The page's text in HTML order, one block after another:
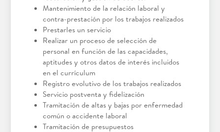
Mantenimiento de la relación laboral y
contra-prestación por los trabajos realizados
Prestarles un servicio
Realizar un proceso de selección de
personal en función de las capacidades,
aptitudes y otros datos de interés incluidos
en el currículum
Registro evolutivo de los trabajos realizados
Servicio postventa y fidelización
Tramitación de altas y bajas por enfermedad
común o accidente laboral
Tramitación de presupuestos